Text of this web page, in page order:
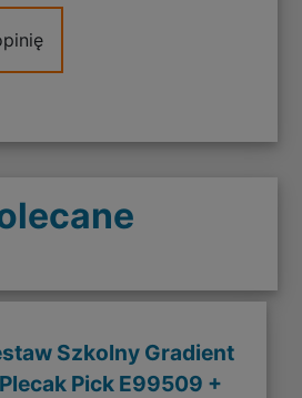
Szkolny Gradient
Pick E99509 +